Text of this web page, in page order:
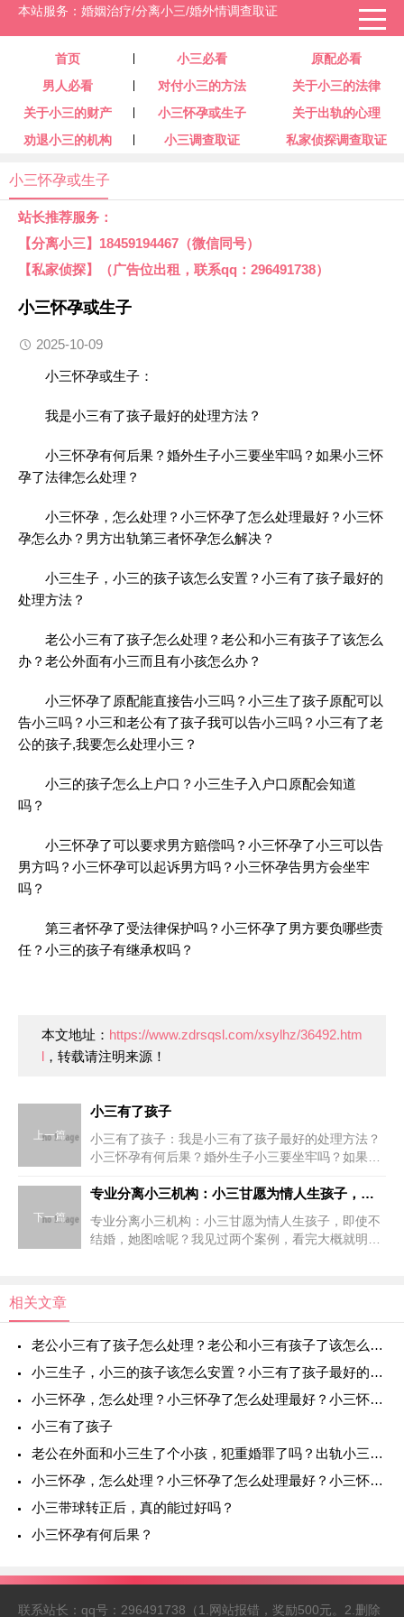
首页 小三必看
原配必看
男人必看
对付小三的方法
关于小三的法律
关于小三的财产
小三怀孕或生子
关于出轨的心理
劝退小三的机构
小三调查取证 私家侦探调查取证
本站服务：婚姻治疗/分离小三/婚外情调查取证
小三怀孕或生子
站长推荐服务：
【分离小三】18459194467（微信同号）
【私家侦探】（广告位出租，联系qq：296491738）
小三怀孕或生子
2025-10-09
小三怀孕或生子：
我是小三有了孩子最好的处理方法？
小三怀孕有何后果？婚外生子小三要坐牢吗？如果小三怀
孕了法律怎么处理？
小三怀孕，怎么处理？小三怀孕了怎么处理最好？小三怀
孕怎么办？男方出轨第三者怀孕怎么解决？
小三生子，小三的孩子该怎么安置？小三有了孩子最好的
处理方法？
老公小三有了孩子怎么处理？老公和小三有孩子了该怎么
办？老公外面有小三而且有小孩怎么办？
小三怀孕了原配能直接告小三吗？小三生了孩子原配可以
告小三吗？小三和老公有了孩子我可以告小三吗？小三有了老
公的孩子,我要怎么处理小三？
小三的孩子怎么上户口？小三生子入户口原配会知道
吗？
小三怀孕了可以要求男方赔偿吗？小三怀孕了小三可以告
男方吗？小三怀孕可以起诉男方吗？小三怀孕告男方会坐牢
吗？
第三者怀孕了受法律保护吗？小三怀孕了男方要负哪些责
任？小三的孩子有继承权吗？
本文地址： https://www.zdrsqsl.com/xsylhz/36492.htm
l ，转载请注明来源！
上一篇
小三有了孩子
小三有了孩子：我是小三有了孩子最好的处理方法？
小三怀孕有何后果？婚外生子小三要坐牢吗？如果小
怀孕了怎么处理最好？小三怀孕怎么办？男方出轨第
下一篇
专业分离小三机构：小三甘愿为情人生孩子，即使不结婚，她图啥呢？
专业分离小三机构：小三甘愿为情人生孩子，即使不
结婚，她图啥呢？我见过两个案例，看完大概就明白
相关文章
老公小三有了孩子怎么处理？老公和小三有孩子了该怎么办？老公外面有小三而且有小孩怎么办？
小三生子，小三的孩子该怎么安置？小三有了孩子最好的处理方法？ 老公小三有了孩子怎么处理？
小三怀孕，怎么处理？小三怀孕了怎么处理最好？小三怀孕怎么办？男方出轨第三者怀孕怎么解决？
小三有了孩子
老公在外面和小三生了个小孩，犯重婚罪了吗？出轨小三怀孕犯法吗？已婚男人让小三怀孕犯法吗？小三怀孕告男方会坐牢吗？
小三怀孕，怎么处理？小三怀孕了怎么处理最好？小三怀孕怎么办？男方出轨第三者怀孕怎么解决？
小三带球转正后，真的能过好吗？
小三怀孕有何后果？
联系站长：qq号：296491738（1.网站报错，奖励500元。2.删除